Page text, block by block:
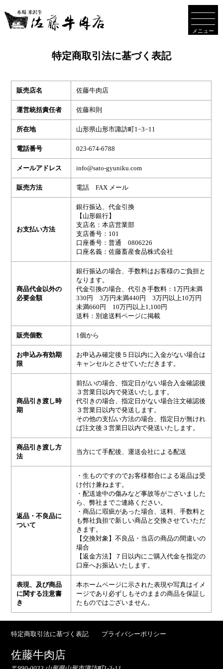
メニュー
特定商取引法に基づく表記
販売店名 佐藤牛肉店
運営統括責任者 佐藤和則
所在地 山形県山形市諏訪町1−3−11
電話番号 023-674-6788
メールアドレス info@sato-gyuniku.com
販売方法 電話 FAX メール
お支払い方法
銀行振込、代金引換
【山形銀行】
支店名：本店営業部
支店番号：101
口座番号：普通 0806226
口座名義：佐藤畜産食品株式会社
商品代金以外の
必要金額
銀行振込の場合、手数料はお客様のご負担と
なります。
代金引換の場合、代引き手数料：1万円未満
330円 3万円未満440円 3万円以上10万円
未満660円 10万円以上1,100円
送料：別途送料ページに掲載
販売個数 1個から
お申込み有効期
限
お申込み確定後５日以内に入金がない場合は
キャンセルとさせていただきます。
商品引き渡し時
期
前払いの場合、指定日がない場合入金確認後
３営業日以内で発送いたします。
代引きの場合、指定日がない場合注文確認後
３営業日以内で発送します。
その他の支払い方法の場合、指定日が無けれ
ば注文後３営業日以内で発送いたします。
商品引き渡し方
法
当方にて手配後、運送会社による配送
返品・不良品に
ついて
・生ものですのでお客様都合による返品は受
け付け兼ねます。
・配送途中の傷みなど事故等がございました
ら、弊社までご連絡ください。
・商品に瑕疵があった場合、送料、手数料と
も弊社負担で新しい商品と交換させていただ
きます。
【交換対象】不良品・当店の商品の間違いの
場合
【返金方法】７日以内にご購入代金を指定の
口座へお振込いたします。
表現、及び商品
に関する注意書
き
本ホームページに示された表現や写真はイメ
ージであり必ずしもそのままの商品を保証し
たものではございません。
特定商取引法に基づく表記 プライバシーポリシー
佐藤牛肉店